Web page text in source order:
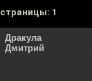
cтраницы: 1
Дракула
Дмитрий